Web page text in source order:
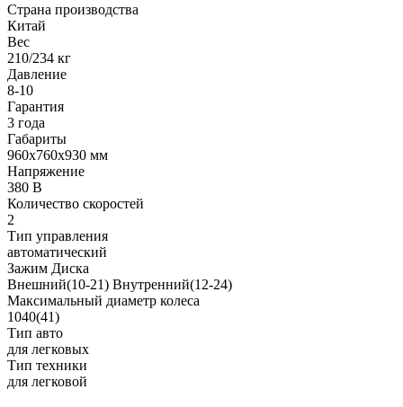
Страна производства
Китай
Вес
210/234 кг
Давление
8-10
Гарантия
3 года
Габариты
960х760х930 мм
Напряжение
380 В
Количество скоростей
2
Тип управления
автоматический
Зажим Диска
Внешний(10-21) Внутренний(12-24)
Максимальный диаметр колеса
1040(41)
Тип авто
для легковых
Тип техники
для легковой